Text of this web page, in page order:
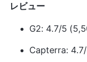
レビュー
G2: 4.7/5
Capterra: